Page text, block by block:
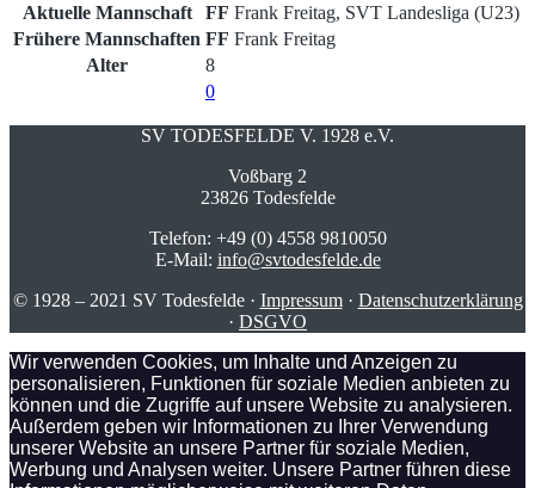
Aktuelle Mannschaft
FF Frank Freitag, SVT Landesliga (U23)
Frühere Mannschaften FF Frank Freitag
Alter
8
0
SV TODESFELDE V. 1928 e.V.
Voßbarg 2
23826 Todesfelde
Telefon: +49 (0) 4558 9810050
E-Mail: info@svtodesfelde.de
© 1928 – 2021 SV Todesfelde · Impressum· Datenschutzerklärung
· DSGVO
Wir verwenden Cookies, um Inhalte und Anzeigen zu
personalisieren, Funktionen für soziale Medien anbieten zu
können und die Zugriffe auf unsere Website zu analysieren.
Außerdem geben wir Informationen zu Ihrer Verwendung
unserer Website an unsere Partner für soziale Medien,
Werbung und Analysen weiter. Unsere Partner führen diese